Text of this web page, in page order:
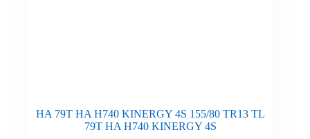
HA 79T HA H740 KINERGY 4S 155/80 TR13 TL
79T HA H740 KINERGY 4S